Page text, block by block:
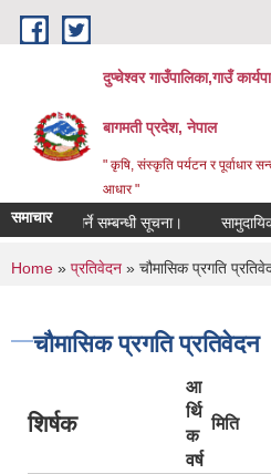
Skip to main content
दुप्चेश्वर गाउँपालिका,गाउँ
बागमती प्रदेश, नेपाल
" कृषि, संस्कृति पर्यटन र पूर्वाधार
आधार "
समाचार
दर्ता गर्ने सम्बन्धी सूचना। सामुदायिक
You are here
Home » प्रतिवेदन » चौमासिक प्रगति
चौमासिक प्रगति प्रतिवेदन
शिर्षक
आ
र्थि
क
वर्ष
मिति